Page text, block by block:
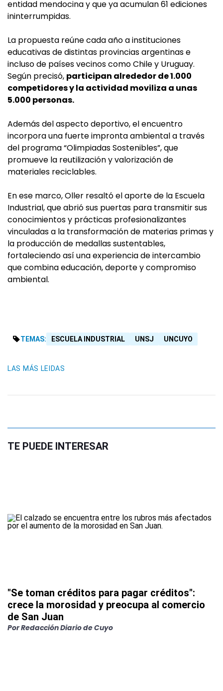
entidad mendocina y que ya acumulan 61 ediciones
ininterrumpidas.
La propuesta reúne cada año a instituciones
educativas de distintas provincias argentinas e
incluso de países vecinos como Chile y Uruguay.
Según precisó, participan alrededor de 1.000
competidores y la actividad moviliza a unas
5.000 personas.
Además del aspecto deportivo, el encuentro
incorpora una fuerte impronta ambiental a través
del programa “Olimpiadas Sostenibles”, que
promueve la reutilización y valorización de
materiales reciclables.
En ese marco, Oller resaltó el aporte de la Escuela
Industrial, que abrió sus puertas para transmitir sus
conocimientos y prácticas profesionalizantes
vinculadas a la transformación de materias primas y
la producción de medallas sustentables,
fortaleciendo así una experiencia de intercambio
que combina educación, deporte y compromiso
ambiental.
TEMAS: ESCUELA INDUSTRIAL UNSJ UNCUYO
LAS MÁS LEIDAS
TE PUEDE INTERESAR
"Se toman créditos para pagar créditos":
crece la morosidad y preocupa al comercio
de San Juan
PorRedacción Diario de Cuyo